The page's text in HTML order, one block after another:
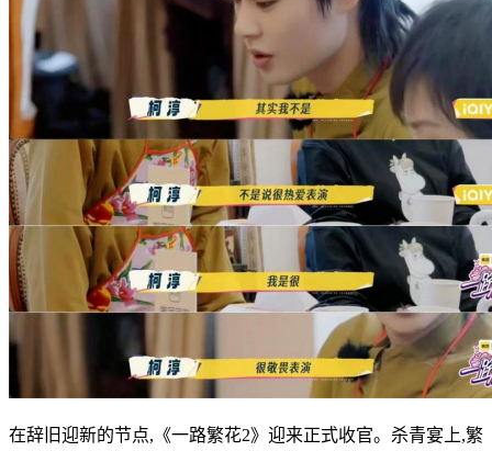
在辞旧迎新的节点,《一路繁花2》迎来正式收官。杀青宴上,繁